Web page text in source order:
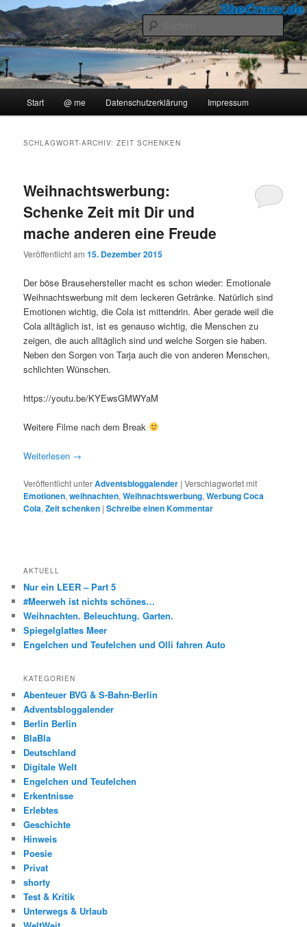
Zum
primären
Inhalt
springen
Zum
sekundären
Inhalt
springen2beCrazy
..::Ollis Blog::..
Start @ me Datenschutzerklärung Impressum
SCHLAGWORT-ARCHIV:ZEIT SCHENKEN
Weihnachtswerbung:
Schenke Zeit mit Dir und
mache anderen eine Freude
Veröffentlicht am15. Dezember 2015
Der böse Brausehersteller macht es schon wieder: Emotionale
Weihnachtswerbung mit dem leckeren Getränke. Natürlich sind
Emotionen wichtig, die Cola ist mittendrin. Aber gerade weil die
Cola alltäglich ist, ist es genauso wichtig, die Menschen zu
zeigen, die auch alltäglich sind und welche Sorgen sie haben.
Neben den Sorgen von Tarja auch die von anderen Menschen,
schlichten Wünschen.
https://youtu.be/KYEwsGMWYaM
Weitere Filme nach dem Break
Weiterlesen →
Veröffentlicht unterAdventsbloggalender |Verschlagwortet mit
Emotionen,weihnachten,Weihnachtswerbung,Werbung Coca
Cola,Zeit schenken |Schreibe einen Kommentar
AKTUELL
Nur ein LEER – Part 5
#Meerweh ist nichts schönes…
Weihnachten. Beleuchtung. Garten.
Spiegelglattes Meer
Engelchen und Teufelchen und Olli fahren Auto
KATEGORIEN
Abenteuer BVG & S-Bahn-Berlin
Adventsbloggalender
Berlin Berlin
BlaBla
Deutschland
Digitale Welt
Engelchen und Teufelchen
Erkentnisse
Erlebtes
Geschichte
Hinweis
Poesie
Privat
shorty
Test & Kritik
Unterwegs & Urlaub